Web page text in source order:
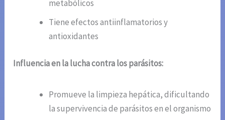
metabólicos
Tiene efectos antiinflamatorios y
antioxidantes
Influencia en la lucha contra los parásitos:
Promueve la limpieza hepática, dificultando
la supervivencia de parásitos en el organismo